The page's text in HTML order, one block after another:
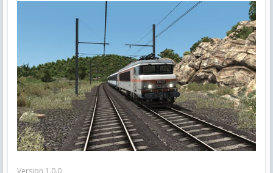
Version 1.0.0